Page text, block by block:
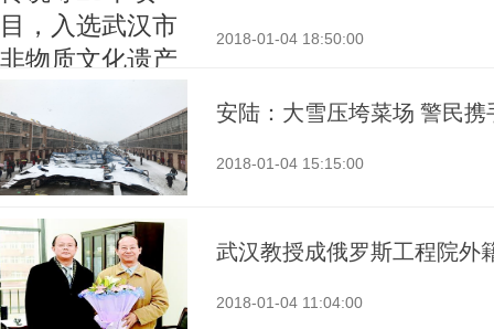
2018-01-04 18:50:00
安陆：大雪压垮菜场 警民携
2018-01-04 15:15:00
武汉教授成俄罗斯工程院外
2018-01-04 11:04:00